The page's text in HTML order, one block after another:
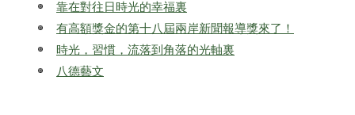
靠在對往日時光的幸福裏
有高額獎金的第十八屆兩岸新聞報導獎來了！
時光，習慣，流落到角落的光軸裏
八德藝文